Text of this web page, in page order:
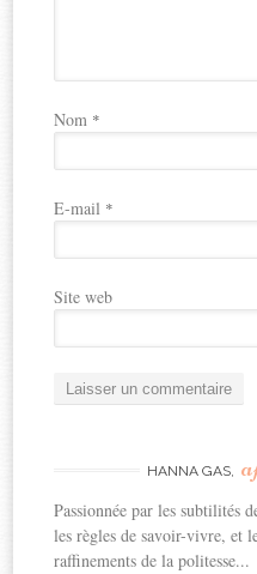
Nom *
E-mail *
Site web
HANNA GAS,
Passionnée par les subtilités
les règles de savoir-vivre, et
raffinements de la politesse...